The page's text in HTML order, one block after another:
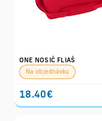
ONE NOSIČ FLIAŠ
Na objednávku
18.40€